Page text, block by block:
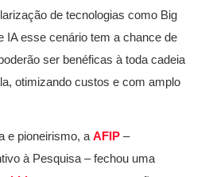
de tecnologias como Big
IA esse cenário tem a chance de
ser benéficas à toda cadeia
otimizando custos e com amplo
e pioneirismo, a AFIP –
à Pesquisa – fechou uma